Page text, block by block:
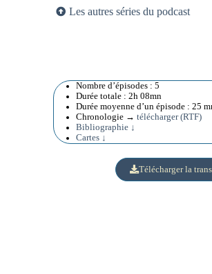
Les autres séries du podcast
Nombre d’épisodes : 5
Durée totale : 2h 08mn
Durée moyenne d’un épisode : 25
Chronologie →télécharger (RTF)
Bibliographie ↓
Cartes ↓
Télécharger la